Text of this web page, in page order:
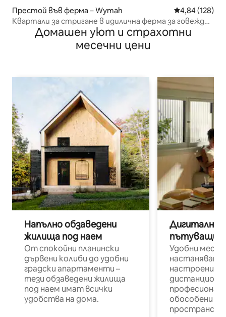
Престой във ферма – Wymah Средна
4,84 (128)
Квартали за стригане в идилична ферма за говеждо
Домашен уют и страхотни
месечни цени
Напълно обзаведени
жилища под наем
От спокойни планински
дървени колиби до удобни
градски апартаменти –
тези обзаведени жилища
под наем имат всички
удобства на дома.
Дигитални
пътуващи
Удобни
настаняване
настроени и
обособени